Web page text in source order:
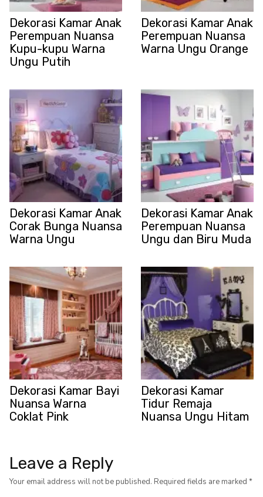
Dekorasi Kamar Anak
Perempuan Nuansa
Kupu-kupu Warna
Ungu Putih
Dekorasi Kamar Anak
Perempuan Nuansa
Warna Ungu Orange
Dekorasi Kamar Anak
Corak Bunga Nuansa
Warna Ungu
Dekorasi Kamar Anak
Perempuan Nuansa
Ungu dan Biru Muda
Dekorasi Kamar Bayi
Nuansa Warna
Coklat Pink
Dekorasi Kamar
Tidur Remaja
Nuansa Ungu Hitam
Leave a Reply
Your email address will not be published. Required fields are marked *